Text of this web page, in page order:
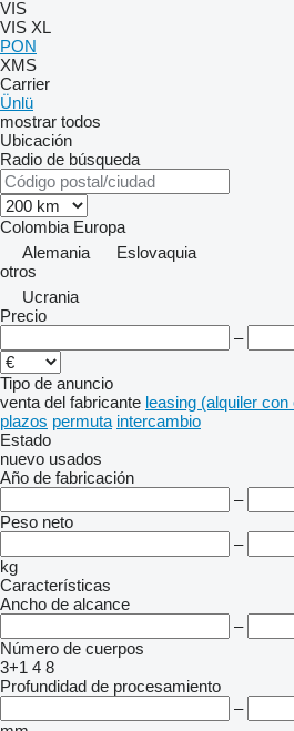
VIS
VIS XL
PON
XMS
Carrier
Ünlü
mostrar todos
Ubicación
Radio de búsqueda
Colombia Europa
Alemania
Eslovaquia
otros
Ucrania
Precio
–
Tipo de anuncio
venta del fabricante leasing (alquiler
plazos permuta intercambio
Estado
nuevo usados
Año de fabricación
–
Peso neto
–
kg
Características
Ancho de alcance
–
Número de cuerpos
3+1 4 8
Profundidad de procesamiento
–